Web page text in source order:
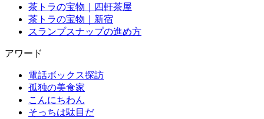
茶トラの宝物｜四軒茶屋
茶トラの宝物｜新宿
スランプスナップの進め方
アワード
電話ボックス探訪
孤独の美食家
こんにちわん
そっちは駄目だ